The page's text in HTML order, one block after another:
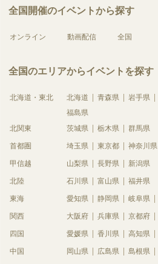
全国開催のイベントから探す
オンライン 動画配信 全国
全国のエリアからイベントを探す
北海道・東北 北海道 青森県 岩手県
福島県
北関東
茨城県 栃木県 群馬県
首都圏 埼玉県 東京都 神奈川県
甲信越 山梨県 長野県 新潟県
北陸 石川県 富山県 福井県
東海 愛知県 静岡県 岐阜県
関西 大阪府 兵庫県 京都府
四国 愛媛県 香川県 高知県
中国 岡山県 広島県 島根県